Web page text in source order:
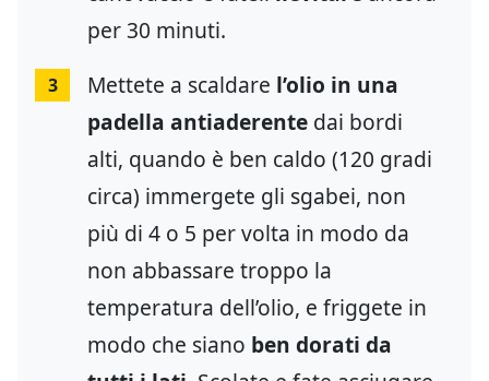
per 30 minuti.
3 Mettete a scaldare l’olio in una
padella antiaderente dai bordi
alti, quando è ben caldo (120 gradi
circa) immergete gli sgabei, non
più di 4 o 5 per volta in modo da
non abbassare troppo la
temperatura dell’olio, e friggete in
modo che siano ben dorati da